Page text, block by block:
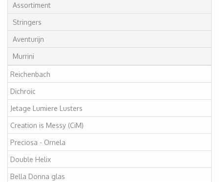
Assortiment
Stringers
Aventurijn
Murrini
Reichenbach
Dichroic
Jetage Lumiere Lusters
Creation is Messy (CiM)
Preciosa - Ornela
Double Helix
Bella Donna glas